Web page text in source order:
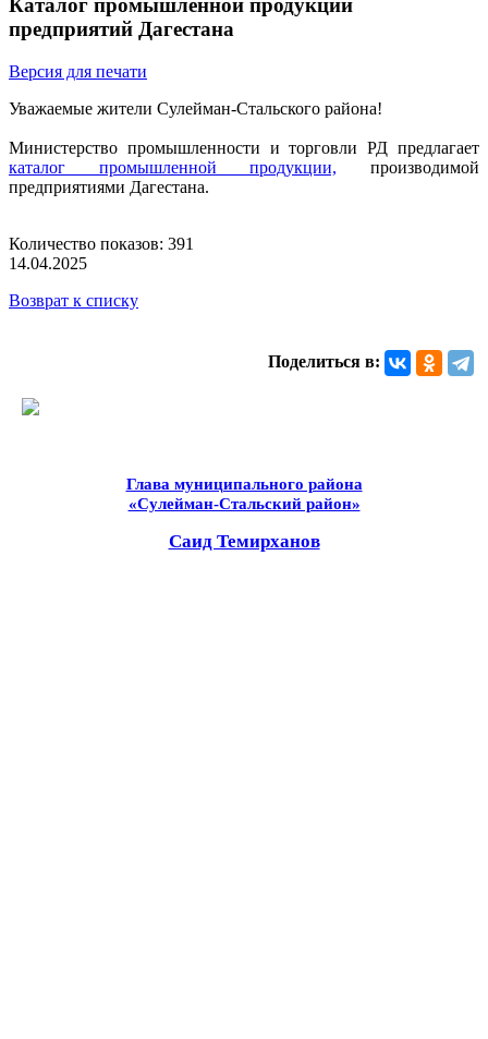
Каталог промышленной продукции
предприятий Дагестана
Версия для печати
Уважаемые жители Сулейман-Стальского района!
Министерство промышленности и торговли РД предлагает
каталог промышленной продукции, производимой
предприятиями Дагестана.
Количество показов: 391
14.04.2025
Возврат к списку
Поделиться в:
Глава муниципального района
«Сулейман-Стальский район»
Саид Темирханов